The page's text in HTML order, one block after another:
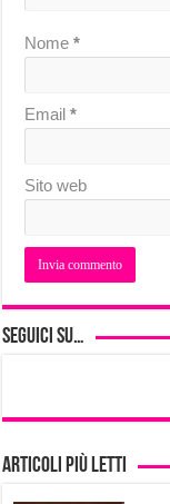
Nome*
Email*
Sito web
Seguici su…
Articoli più letti